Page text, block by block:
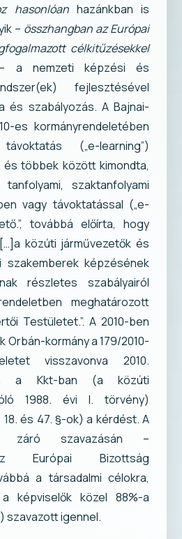
hasonlóanhazánkban is
– összhangban azEurópai
célkitűzésekkel
nemzeti képzési és
fejlesztésével
és szabályozás. A Bajnai-
es kormányrendeletében
(„e-learning”)
és többek között kimondta,
szaktanfolyami
vagy távoktatással („e-
továbbá előírta, hogy
közúti járművezetők és
szakemberek képzésének
részletes szabályairól
meghatározott
Testületet.”. A 2010-ben
Orbán-kormány a 179/2010-
visszavonva 2010.
a Kkt-ban (a közúti
1988. évi I. törvény)
és 47. §-ok) a kérdést. A
záró szavazásán –
Európai Bizottság
a társadalmi célokra,
képviselők közel 88%-a
szavazott igennel.